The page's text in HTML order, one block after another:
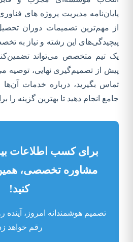
پایان‌نامه مدیریت پروژه های
از مهم‌ترین تصمیمات دوران
پیچیدگی‌های این رشته و نیاز به
یک تیم متخصص می‌تواند
پیش از تصمیم‌گیری نهایی، توصیه
تماس بگیرید، درباره خدمات
جامع انجام دهید تا بهترین گزینه را
برای کسب اطلاعات
مشاوره تخصصی،
کنید!
تصمیم هوشمندانه امروز، آینده
رقم خواهد